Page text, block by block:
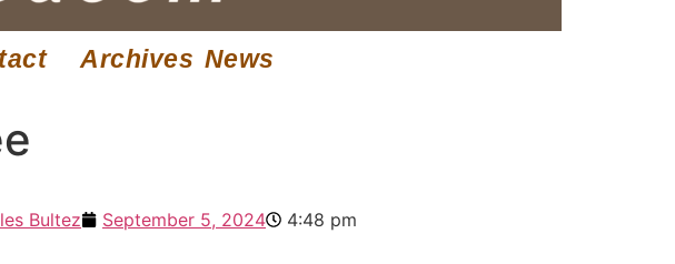
Archives News
Bultez September 5, 2024 4:48 pm